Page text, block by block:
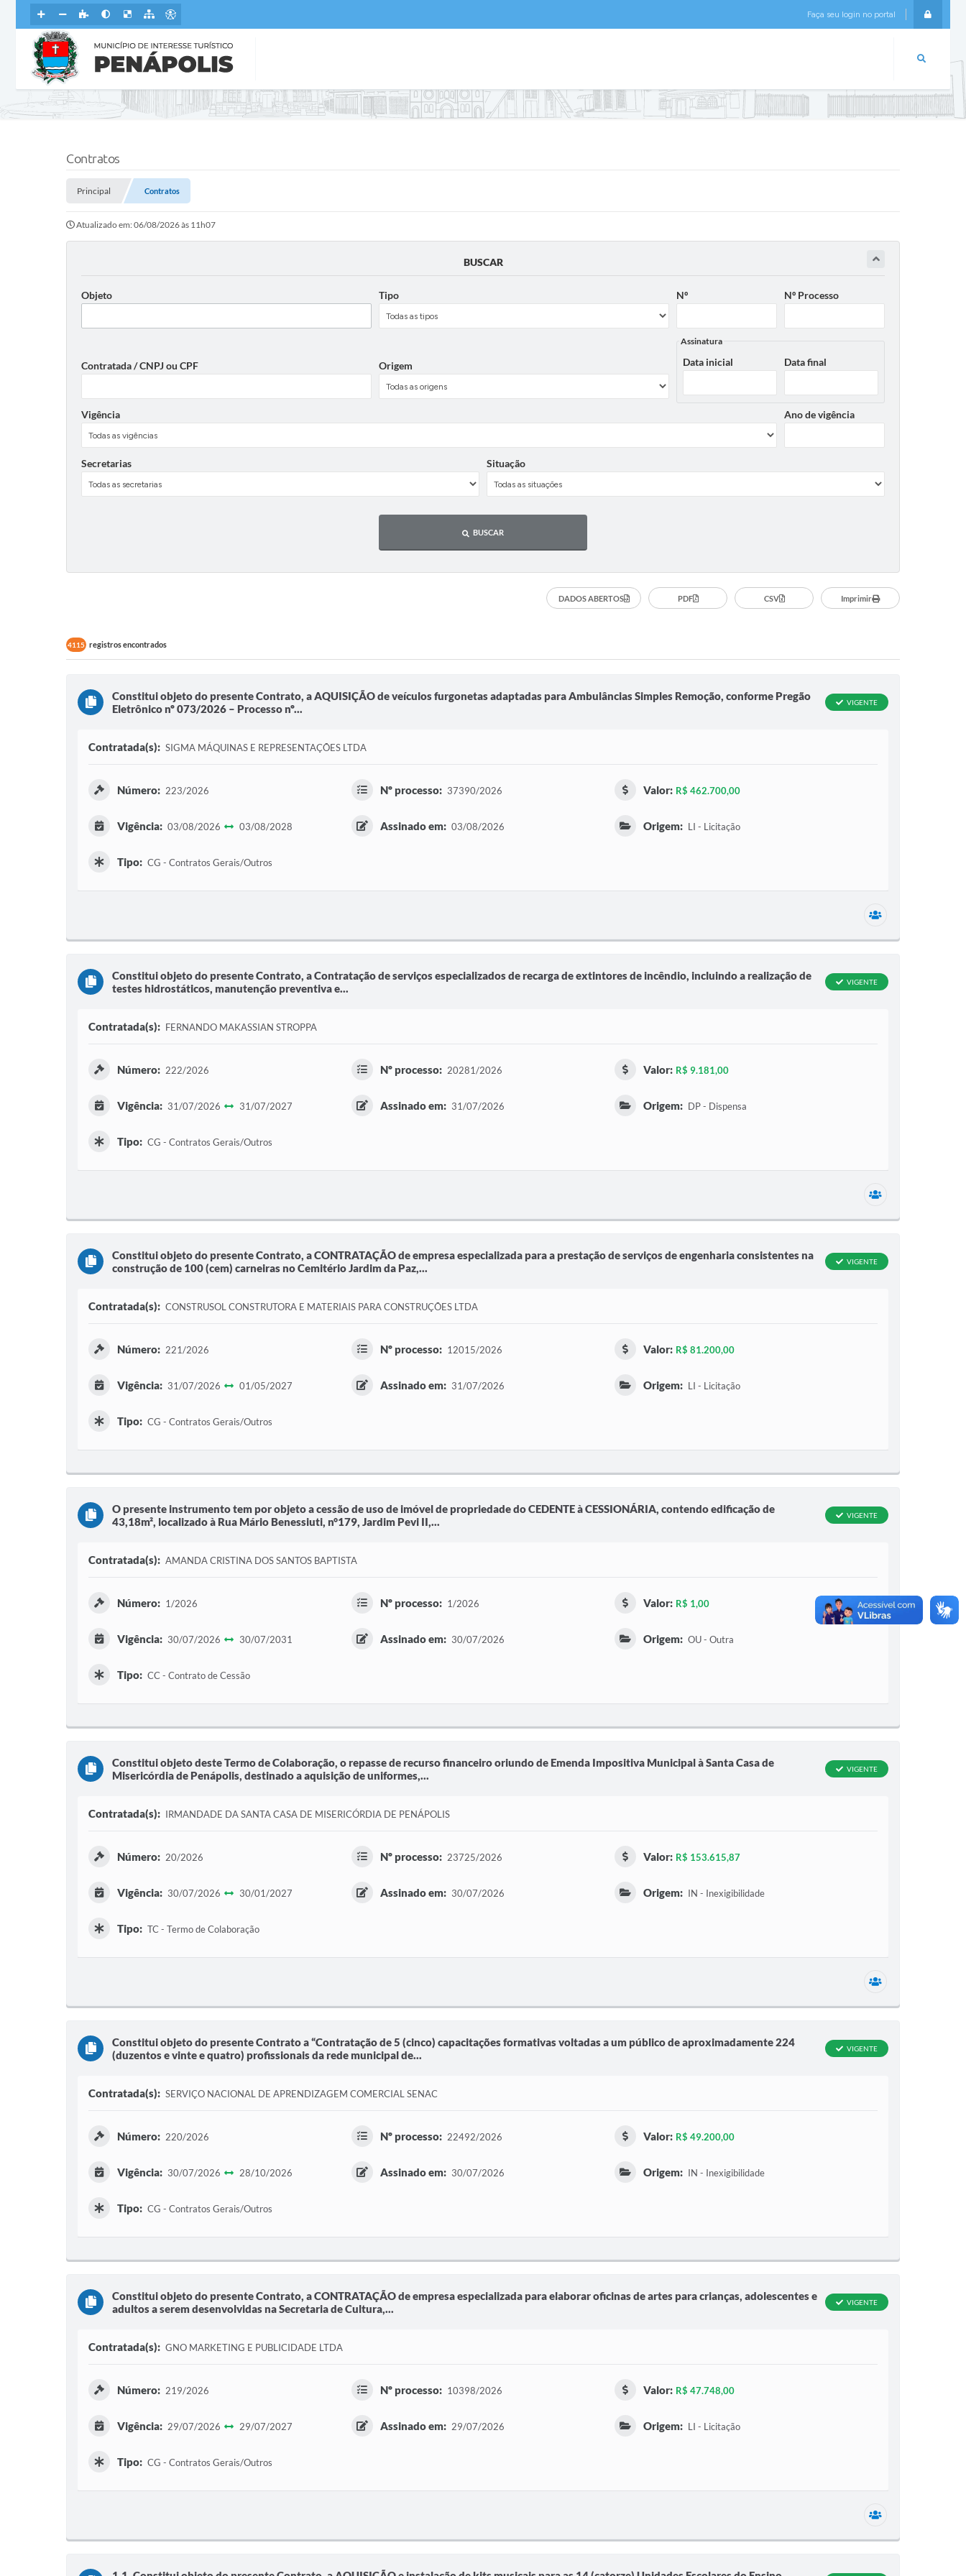
Faça seu login no portal
Contratos
Principal Contratos
Atualizado em: 06/08/2026 às 11h07
BUSCAR
Objeto Tipo Nº Nº Processo
Contratada / CNPJ ou CPF Origem
Assinatura
Data inicial Data final
Vigência Ano de vigência
Secretarias Situação
BUSCAR
DADOS ABERTOS PDF CSV Imprimir
4115 registros encontrados
Constitui objeto do presente Contrato, a AQUISIÇÃO de veículos furgonetas adaptadas para Ambulâncias Simples Remoção, conforme Pregão
Eletrônico nº 073/2026 – Processo nº...
VIGENTE
Contratada(s): SIGMA MÁQUINAS E REPRESENTAÇÕES LTDA
Número: 223/2026 Nº processo: 37390/2026 Valor: R$ 462.700,00
Vigência: 03/08/2026 03/08/2028 Assinado em: 03/08/2026 Origem: LI - Licitação
Tipo: CG - Contratos Gerais/Outros
Constitui objeto do presente Contrato, a Contratação de serviços especializados de recarga de extintores de incêndio, incluindo a realização de
testes hidrostáticos, manutenção preventiva e...
VIGENTE
Contratada(s): FERNANDO MAKASSIAN STROPPA
Número: 222/2026 Nº processo: 20281/2026 Valor: R$ 9.181,00
Vigência: 31/07/2026 31/07/2027 Assinado em: 31/07/2026 Origem: DP - Dispensa
Tipo: CG - Contratos Gerais/Outros
Constitui objeto do presente Contrato, a CONTRATAÇÃO de empresa especializada para a prestação de serviços de engenharia consistentes na
construção de 100 (cem) carneiras no Cemitério Jardim da Paz,...
VIGENTE
Contratada(s): CONSTRUSOL CONSTRUTORA E MATERIAIS PARA CONSTRUÇÕES LTDA
Número: 221/2026 Nº processo: 12015/2026 Valor: R$ 81.200,00
Vigência: 31/07/2026 01/05/2027 Assinado em: 31/07/2026 Origem: LI - Licitação
Tipo: CG - Contratos Gerais/Outros
O presente instrumento tem por objeto a cessão de uso de imóvel de propriedade do CEDENTE à CESSIONÁRIA, contendo edificação de
43,18m², localizado à Rua Mário Benessiuti, n°179, Jardim Pevi II,...
VIGENTE
Contratada(s): AMANDA CRISTINA DOS SANTOS BAPTISTA
Número: 1/2026 Nº processo: 1/2026 Valor: R$ 1,00
Vigência: 30/07/2026 30/07/2031 Assinado em: 30/07/2026 Origem: OU - Outra
Tipo: CC - Contrato de Cessão
Constitui objeto deste Termo de Colaboração, o repasse de recurso financeiro oriundo de Emenda Impositiva Municipal à Santa Casa de
Misericórdia de Penápolis, destinado a aquisição de uniformes,...
VIGENTE
Contratada(s): IRMANDADE DA SANTA CASA DE MISERICÓRDIA DE PENÁPOLIS
Número: 20/2026 Nº processo: 23725/2026 Valor: R$ 153.615,87
Vigência: 30/07/2026 30/01/2027 Assinado em: 30/07/2026 Origem: IN - Inexigibilidade
Tipo: TC - Termo de Colaboração
Constitui objeto do presente Contrato a “Contratação de 5 (cinco) capacitações formativas voltadas a um público de aproximadamente 224
(duzentos e vinte e quatro) profissionais da rede municipal de...
VIGENTE
Contratada(s): SERVIÇO NACIONAL DE APRENDIZAGEM COMERCIAL SENAC
Número: 220/2026 Nº processo: 22492/2026 Valor: R$ 49.200,00
Vigência: 30/07/2026 28/10/2026 Assinado em: 30/07/2026 Origem: IN - Inexigibilidade
Tipo: CG - Contratos Gerais/Outros
Constitui objeto do presente Contrato, a CONTRATAÇÃO de empresa especializada para elaborar oficinas de artes para crianças, adolescentes e
adultos a serem desenvolvidas na Secretaria de Cultura,...
VIGENTE
Contratada(s): GNO MARKETING E PUBLICIDADE LTDA
Número: 219/2026 Nº processo: 10398/2026 Valor: R$ 47.748,00
Vigência: 29/07/2026 29/07/2027 Assinado em: 29/07/2026 Origem: LI - Licitação
Tipo: CG - Contratos Gerais/Outros